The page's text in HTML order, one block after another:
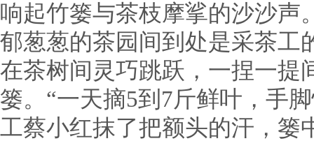
响起竹篓与茶枝摩挲的沙沙声
郁葱葱的茶园间到处是采茶
在茶树间灵巧跳跃，一捏一提
篓。“一天摘5到7斤鲜叶，手
工蔡小红抹了把额头的汗，篓